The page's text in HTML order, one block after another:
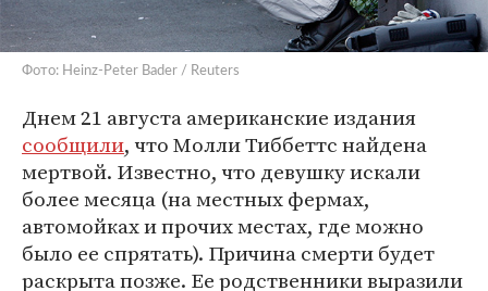
Фото: Heinz-Peter Bader / Reuters
Днем 21 августа американские издания
сообщили, что Молли Тиббеттс найдена
мертвой. Известно, что девушку искали
более месяца (на местных фермах,
автомойках и прочих местах, где можно
было ее спрятать). Причина смерти будет
раскрыта позже. Ее родственники выразили